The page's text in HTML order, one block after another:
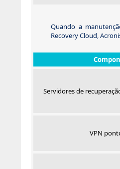
Quando a
Recovery Cloud,
Servidores de
VPN